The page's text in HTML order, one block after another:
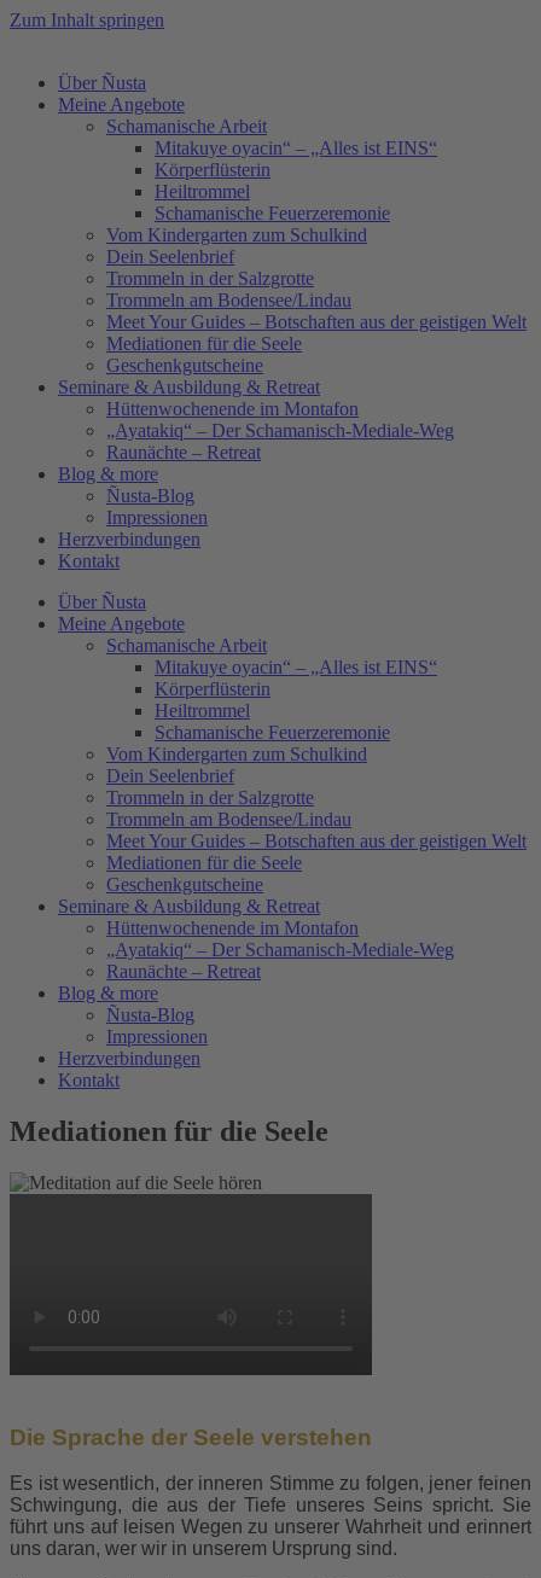
Zum Inhalt springen
Über Ñusta
Meine Angebote
Schamanische Arbeit
Mitakuye oyacin“ – „Alles ist EINS“
Körperflüsterin
Heiltrommel
Schamanische Feuerzeremonie
Vom Kindergarten zum Schulkind
Dein Seelenbrief
Trommeln in der Salzgrotte
Trommeln am Bodensee/Lindau
Meet Your Guides – Botschaften aus der geistigen Welt
Mediationen für die Seele
Geschenkgutscheine
Seminare & Ausbildung & Retreat
Hüttenwochenende im Montafon
„Ayatakiq“ – Der Schamanisch-Mediale-Weg
Raunächte – Retreat
Blog & more
Ñusta-Blog
Impressionen
Herzverbindungen
Kontakt
Über Ñusta
Meine Angebote
Schamanische Arbeit
Mitakuye oyacin“ – „Alles ist EINS“
Körperflüsterin
Heiltrommel
Schamanische Feuerzeremonie
Vom Kindergarten zum Schulkind
Dein Seelenbrief
Trommeln in der Salzgrotte
Trommeln am Bodensee/Lindau
Meet Your Guides – Botschaften aus der geistigen Welt
Mediationen für die Seele
Geschenkgutscheine
Seminare & Ausbildung & Retreat
Hüttenwochenende im Montafon
„Ayatakiq“ – Der Schamanisch-Mediale-Weg
Raunächte – Retreat
Blog & more
Ñusta-Blog
Impressionen
Herzverbindungen
Kontakt
Mediationen für die Seele
Die Sprache der Seele verstehen
Es ist wesentlich, der inneren Stimme zu folgen, jener feinen
Schwingung, die aus der Tiefe unseres Seins spricht. Sie
führt uns auf leisen Wegen zu unserer Wahrheit und erinnert
uns daran, wer wir in unserem Ursprung sind.